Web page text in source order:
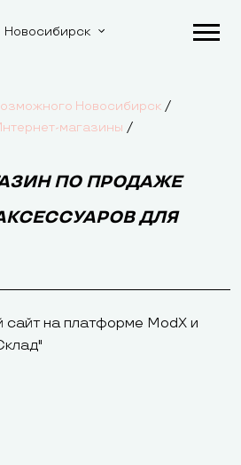
Новосибирск
Новосибирск /
магазины /
ПО ПРОДАЖЕ
ДЛЯ
сайт на платформе ModX и